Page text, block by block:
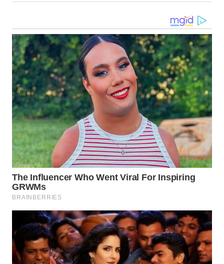
TOBA
WN
NIAS
WN
LANGKAT
WN
TAPANULI
SELATAN
WN
TANJUNG
LESUNG
WN
KARO
WN
SIMALUNGUN